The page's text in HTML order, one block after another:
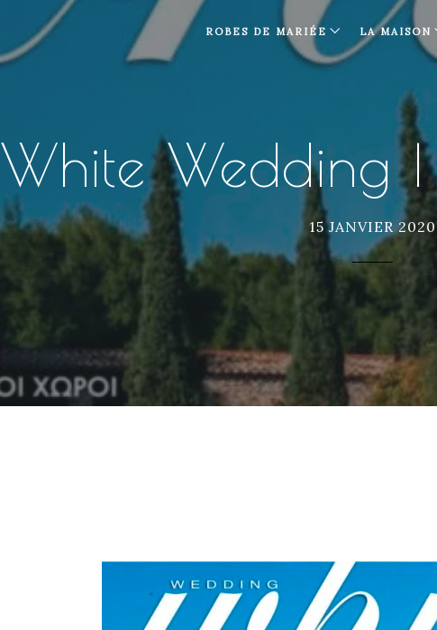
ROBES DE MARIÉE LA MAISON
White
15 JANVIER 2020